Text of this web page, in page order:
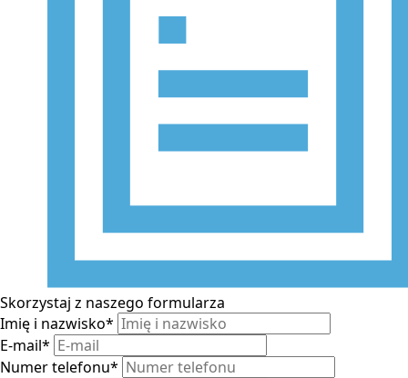
Skorzystaj z naszego formularza
Imię i nazwisko*
E-mail*
Numer telefonu*